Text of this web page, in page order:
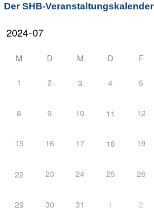
Der SHB-Veranstaltungskalender
M D M D F
1 2 3 4 5
8 9 10 11 12
15 16 17 18 19
22 23 24 25 26
29 30 31 1 2